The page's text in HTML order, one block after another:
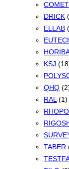
DRICK
ELLAB
HORIBA
KSJ
QHQ
RAL (1)
TABER